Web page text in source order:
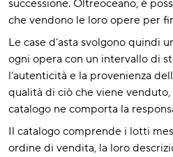
successione. Oltreoceano, è
che vendono le loro opere per
Le case d’asta svolgono quindi
ogni opera con un intervallo di
l’autenticità e la provenienza
qualità di ciò che viene
catalogo ne comporta la
Il catalogo comprende i lotti
ordine di vendita, la loro